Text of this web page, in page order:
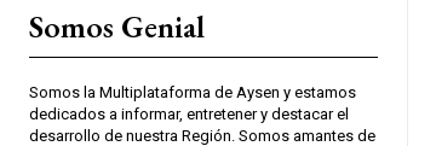
Somos Genial
Somos la Multiplataforma de Aysen y estamos
dedicados a informar, entretener y destacar el
desarrollo de nuestra Región. Somos amantes de